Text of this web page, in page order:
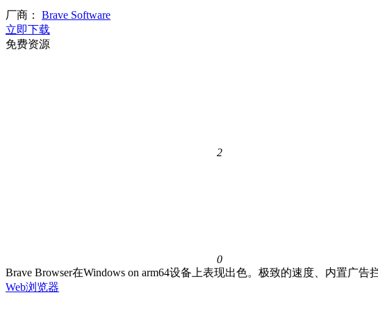
厂商：
Brave Software
立即下载
免费资源
2
0
Brave Browser在Windows on arm64设备上表现出色。极致的速度、内置广
Web浏览器